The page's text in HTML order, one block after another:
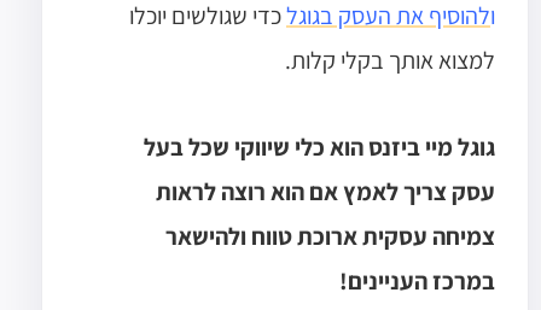
ולהוסיף את העסק בגוגלכדי שגולשים יוכלו
למצוא אותך בקלי קלות.
גוגל מיי ביזנס הוא כלי שיווקי שכל בעל
עסק צריך לאמץ אם הוא רוצה לראות
צמיחה עסקית ארוכת טווח ולהישאר
במרכז העניינים!